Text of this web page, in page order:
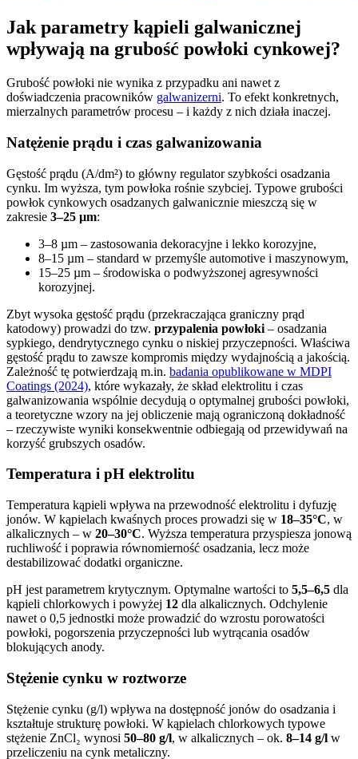
Jak parametry kąpieli galwanicznej
wpływają na grubość powłoki cynkowej?
Grubość powłoki nie wynika z przypadku ani nawet z
doświadczenia pracowników galwanizerni. To efekt konkretnych,
mierzalnych parametrów procesu – i każdy z nich działa inaczej.
Natężenie prądu i czas galwanizowania
Gęstość prądu (A/dm²) to główny regulator szybkości osadzania
cynku. Im wyższa, tym powłoka rośnie szybciej. Typowe grubości
powłok cynkowych osadzanych galwanicznie mieszczą się w
zakresie 3–25 µm:
3–8 µm – zastosowania dekoracyjne i lekko korozyjne,
8–15 µm – standard w przemyśle automotive i maszynowym,
15–25 µm – środowiska o podwyższonej agresywności
korozyjnej.
Zbyt wysoka gęstość prądu (przekraczająca graniczny prąd
katodowy) prowadzi do tzw. przypalenia powłoki – osadzania
sypkiego, dendrytycznego cynku o niskiej przyczepności. Właściwa
gęstość prądu to zawsze kompromis między wydajnością a jakością.
Zależność tę potwierdzają m.in. badania opublikowane w MDPI
Coatings (2024), które wykazały, że skład elektrolitu i czas
galwanizowania wspólnie decydują o optymalnej grubości powłoki,
a teoretyczne wzory na jej obliczenie mają ograniczoną dokładność
– rzeczywiste wyniki konsekwentnie odbiegają od przewidywań na
korzyść grubszych osadów.
Temperatura i pH elektrolitu
Temperatura kąpieli wpływa na przewodność elektrolitu i dyfuzję
jonów. W kąpielach kwaśnych proces prowadzi się w 18–35°C, w
alkalicznych – w 20–30°C. Wyższa temperatura przyspiesza jonową
ruchliwość i poprawia równomierność osadzania, lecz może
destabilizować dodatki organiczne.
pH jest parametrem krytycznym. Optymalne wartości to 5,5–6,5 dla
kąpieli chlorkowych i powyżej 12 dla alkalicznych. Odchylenie
nawet o 0,5 jednostki może prowadzić do wzrostu porowatości
powłoki, pogorszenia przyczepności lub wytrącania osadów
blokujących anody.
Stężenie cynku w roztworze
Stężenie cynku (g/l) wpływa na dostępność jonów do osadzania i
kształtuje strukturę powłoki. W kąpielach chlorkowych typowe
stężenie ZnCl₂ wynosi 50–80 g/l, w alkalicznych – ok. 8–14 g/l w
przeliczeniu na cynk metaliczny.